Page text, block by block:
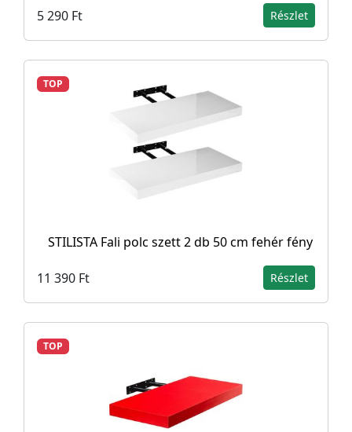
5 290 Ft Részlet
TOP
STILISTA Fali polc szett 2 db 50 cm fehér fény
11 390 Ft Részlet
TOP